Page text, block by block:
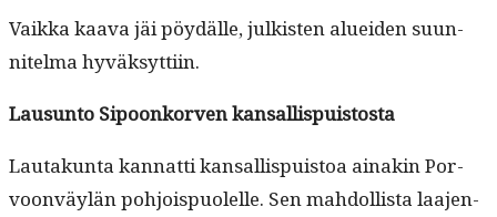
Vaik­ka kaa­va jäi pöy­dälle, julk­isten aluei­den suun­
nitel­ma hyväksyttiin.
Lausun­to Sipoonko­r­ven kansallispuistosta
Lau­takun­ta kan­nat­ti kansal­lispuis­toa ainakin Por­
voon­väylän pohjois­puolelle. Sen mah­dol­lista laa­jen­